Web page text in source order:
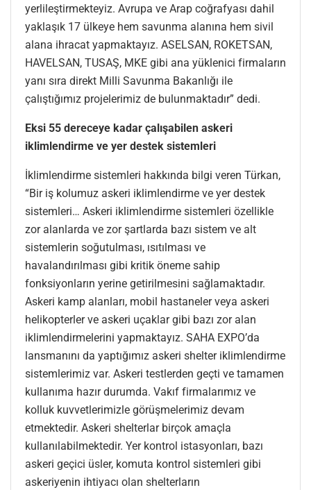
yerlileştirmekteyiz. Avrupa ve Arap coğrafyası dahil
yaklaşık 17 ülkeye hem savunma alanına hem sivil
alana ihracat yapmaktayız. ASELSAN, ROKETSAN,
HAVELSAN, TUSAŞ, MKE gibi ana yüklenici firmaların
yanı sıra direkt Milli Savunma Bakanlığı ile
çalıştığımız projelerimiz de bulunmaktadır” dedi.
Eksi 55 dereceye kadar çalışabilen askeri
iklimlendirme ve yer destek sistemleri
İklimlendirme sistemleri hakkında bilgi veren Türkan,
“Bir iş kolumuz askeri iklimlendirme ve yer destek
sistemleri… Askeri iklimlendirme sistemleri özellikle
zor alanlarda ve zor şartlarda bazı sistem ve alt
sistemlerin soğutulması, ısıtılması ve
havalandırılması gibi kritik öneme sahip
fonksiyonların yerine getirilmesini sağlamaktadır.
Askeri kamp alanları, mobil hastaneler veya askeri
helikopterler ve askeri uçaklar gibi bazı zor alan
iklimlendirmelerini yapmaktayız. SAHA EXPO’da
lansmanını da yaptığımız askeri shelter iklimlendirme
sistemlerimiz var. Askeri testlerden geçti ve tamamen
kullanıma hazır durumda. Vakıf firmalarımız ve
kolluk kuvvetlerimizle görüşmelerimiz devam
etmektedir. Askeri shelterlar birçok amaçla
kullanılabilmektedir. Yer kontrol istasyonları, bazı
askeri geçici üsler, komuta kontrol sistemleri gibi
askeriyenin ihtiyacı olan shelterların